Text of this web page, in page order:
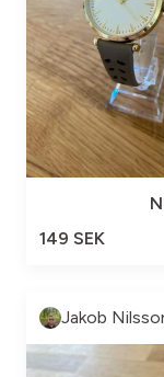
149 SEK
Jakob